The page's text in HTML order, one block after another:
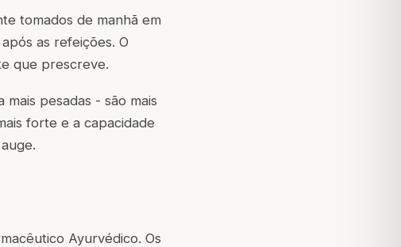
tomados de manhã em
as refeições. O
que prescreve.
pesadas - são mais
forte e a capacidade
Ayurvédico. Os